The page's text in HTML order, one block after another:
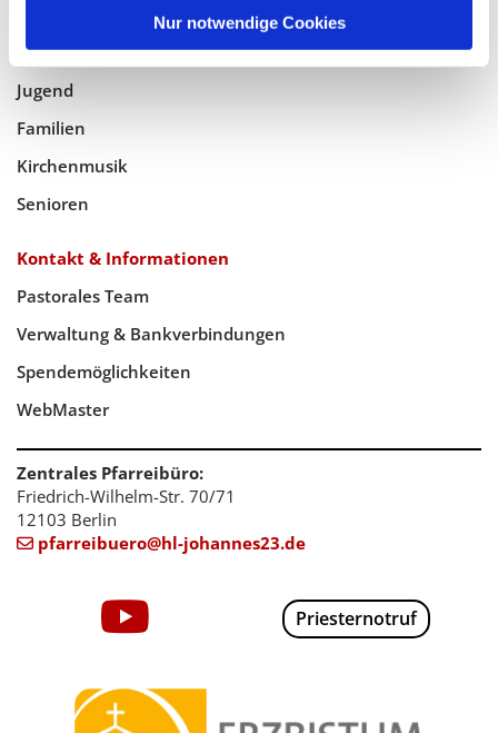
Nur notwendige Cookies
Pfarreileben
Jugend
Familien
Kirchenmusik
Senioren
Kontakt & Informationen
Pastorales Team
Verwaltung & Bankverbindungen
Spendemöglichkeiten
WebMaster
Zentrales Pfarreibüro:
Friedrich-Wilhelm-Str. 70/71
12103 Berlin
 pfarreibuero@hl-johannes23.de
Priesternotruf